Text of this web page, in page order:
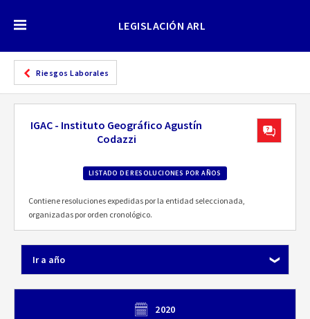
LEGISLACIÓN ARL
Riesgos Laborales
IGAC - Instituto Geográfico Agustín
Codazzi
LISTADO DE RESOLUCIONES POR AÑOS
Contiene resoluciones expedidas por la entidad seleccionada,
organizadas por orden cronológico.
Ir a año
2020